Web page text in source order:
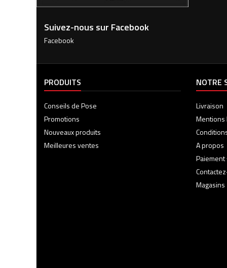
Suivez-nous sur Facebook
Facebook
PRODUITS
Conseils de Pose
Promotions
Nouveaux produits
Meilleures ventes
NOTRE
Livraison
Mentions
A propos
Magasins